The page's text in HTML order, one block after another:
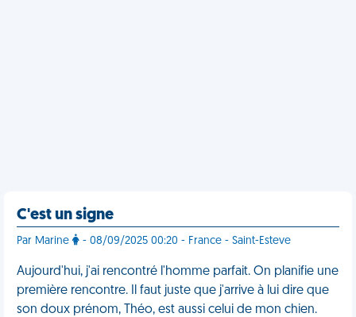
C'est un signe
Par Marine - 08/09/2025 00:20 - France - Saint-Esteve
Aujourd'hui, j'ai rencontré l'homme parfait. On planifie une
première rencontre. Il faut juste que j'arrive à lui dire que
son doux prénom, Théo, est aussi celui de mon chien.